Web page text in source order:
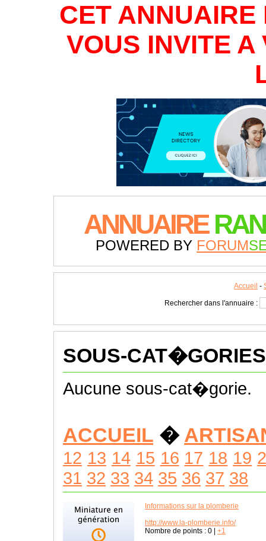
CET
VOUS INVITE A
ANNUAIRE
POWERED BY FORUM
Accueil -
Rechercher dans l'annuaire :
SOUS-CAT�GORIES
Aucune sous-cat�gorie.
ACCUEIL �
12 13 14 15 16 17 18 19
31 32 33 34 35 36 37 38
Informations sur la plomberie
http://www.la-plomberie.info/
Nombre de points : 0 +1